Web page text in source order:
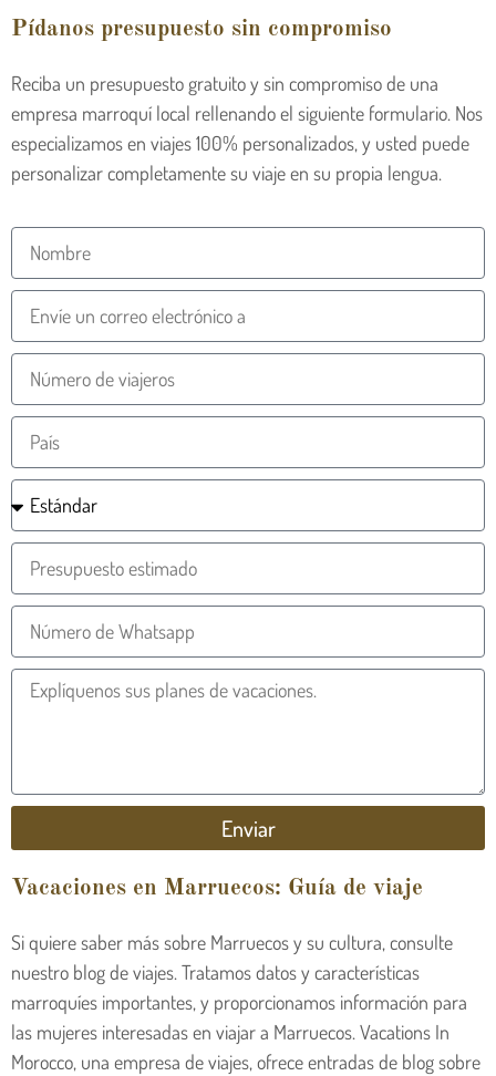
Pídanos presupuesto sin compromiso
Reciba un presupuesto gratuito y sin compromiso de una
empresa marroquí local rellenando el siguiente formulario. Nos
especializamos en viajes 100% personalizados, y usted puede
personalizar completamente su viaje en su propia lengua.
Enviar
Vacaciones en Marruecos: Guía de viaje
Si quiere saber más sobre Marruecos y su cultura, consulte
nuestro blog de viajes. Tratamos datos y características
marroquíes importantes, y proporcionamos información para
las mujeres interesadas en viajar a Marruecos. Vacations In
Morocco, una empresa de viajes, ofrece entradas de blog sobre